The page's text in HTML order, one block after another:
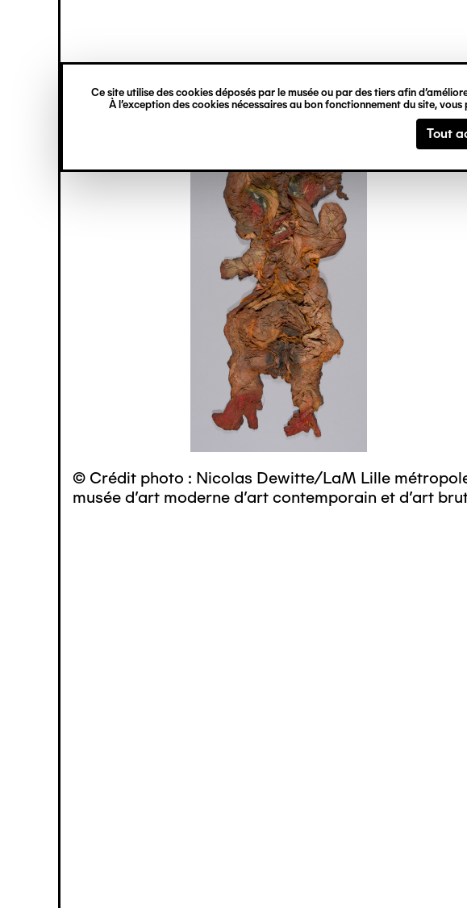
Ce site utilise des cookies déposés par le musée ou par des tiers afin
À l’exception des cookies nécessaires au bon fonctionnement du site,
Tout
principal
verticale
© Crédit photo : Nicolas Dewitte/LaM Lille
musée d’art moderne d’art contemporain et d’art